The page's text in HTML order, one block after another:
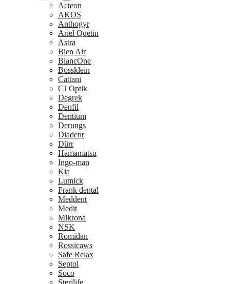
Acteon
AKOS
Anthogyr
Ariel Quetin
Astra
Bien Air
BlancOne
Bossklein
Cattani
CJ Optik
Degrek
Denfil
Dentium
Derungs
Diadent
Dürr
Hamamatsu
Ingo-man
Kia
Lumick
Frank dental
Meddent
Medit
Mikrona
NSK
Romidan
Rossicaws
Safe Relax
Septol
Soco
Sterilife